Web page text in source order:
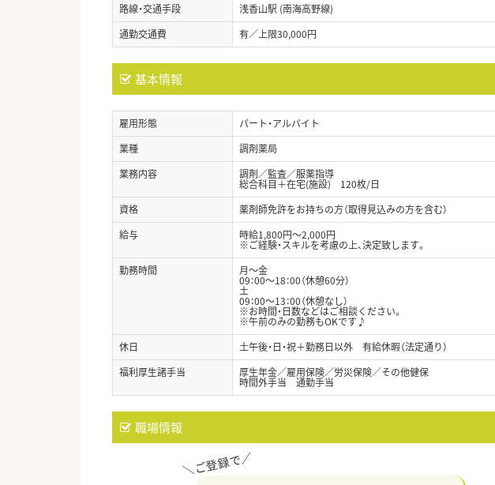
路線・交通手段
浅香山駅 (南海高野線)
通勤交通費
有／上限30,000円
基本情報
雇用形態
パート・アルバイト
業種
調剤薬局
業務内容
調剤／監査／服薬指導
総合科目＋在宅(施設) 120枚/日
資格
薬剤師免許をお持ちの方（取得見込みの方を含む）
給与
時給1,800円～2,000円
※ご経験・スキルを考慮の上、決定致します。
勤務時間
月～金
09：00～18：00（休憩60分）
土
09：00～13：00（休憩なし）
※お時間・日数などはご相談ください。
※午前のみの勤務もOKです♪
休日
土午後・日・祝＋勤務日以外 有給休暇（法定通り）
福利厚生諸手当
厚生年金／雇用保険／労災保険／その他健保
時間外手当 通勤手当
職場情報